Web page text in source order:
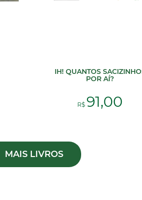
IH! QUANTOS
POR AÍ?
R$ 91,00
MAIS LIVROS